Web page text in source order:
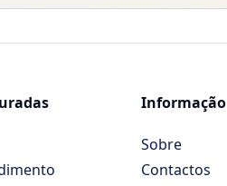
Informação
Sobre
Contactos